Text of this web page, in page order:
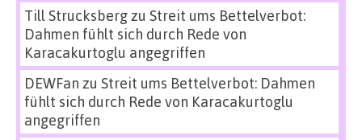
Till Strucksbergzu Streit ums Bettelverbot:
Dahmen fühlt sich durch Rede von
Karacakurtoglu angegriffen
DEWFan zu Streit ums Bettelverbot: Dahmen
fühlt sich durch Rede von Karacakurtoglu
angegriffen